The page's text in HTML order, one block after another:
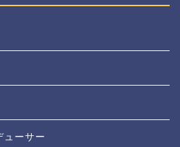
ューサー